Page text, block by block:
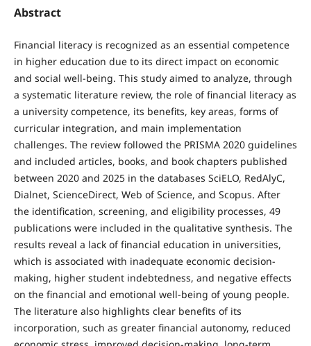
Abstract
Financial literacy is recognized as an essential competence
in higher education due to its direct impact on economic
and social well-being. This study aimed to analyze, through
a systematic literature review, the role of financial literacy as
a university competence, its benefits, key areas, forms of
curricular integration, and main implementation
challenges. The review followed the PRISMA 2020 guidelines
and included articles, books, and book chapters published
between 2020 and 2025 in the databases SciELO, RedAlyC,
Dialnet, ScienceDirect, Web of Science, and Scopus. After
the identification, screening, and eligibility processes, 49
publications were included in the qualitative synthesis. The
results reveal a lack of financial education in universities,
which is associated with inadequate economic decision-
making, higher student indebtedness, and negative effects
on the financial and emotional well-being of young people.
The literature also highlights clear benefits of its
incorporation, such as greater financial autonomy, reduced